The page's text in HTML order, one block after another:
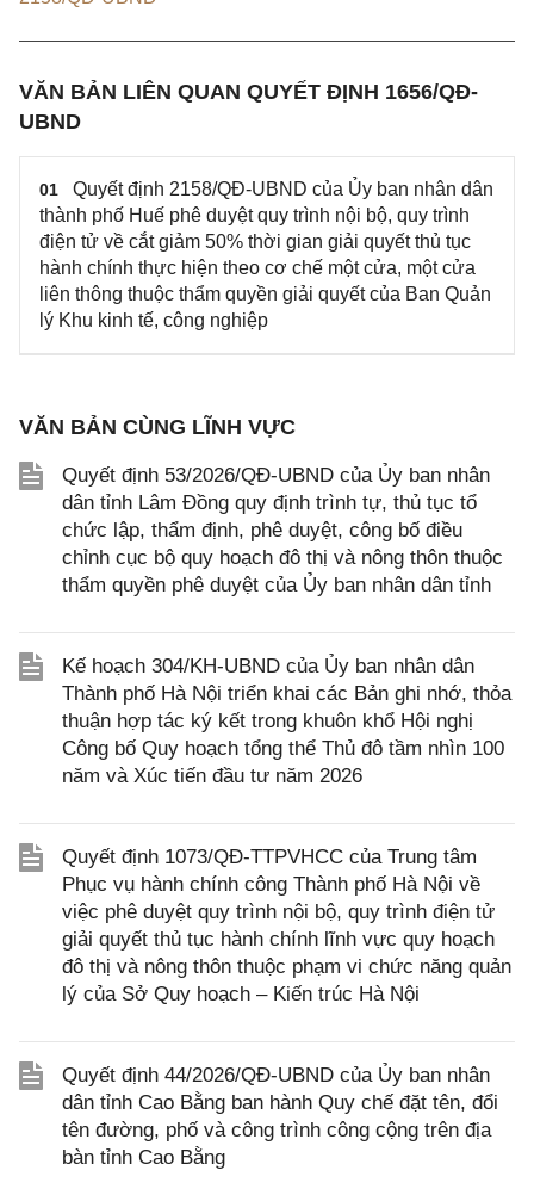
VĂN BẢN LIÊN QUAN QUYẾT ĐỊNH 1656/QĐ-
UBND
01
Quyết định 2158/QĐ-UBND của Ủy ban nhân dân
thành phố Huế phê duyệt quy trình nội bộ, quy trình
điện tử về cắt giảm 50% thời gian giải quyết thủ tục
hành chính thực hiện theo cơ chế một cửa, một cửa
liên thông thuộc thẩm quyền giải quyết của Ban Quản
lý Khu kinh tế, công nghiệp
VĂN BẢN CÙNG LĨNH VỰC
Quyết định 53/2026/QĐ-UBND của Ủy ban nhân
dân tỉnh Lâm Đồng quy định trình tự, thủ tục tổ
chức lập, thẩm định, phê duyệt, công bố điều
chỉnh cục bộ quy hoạch đô thị và nông thôn thuộc
thẩm quyền phê duyệt của Ủy ban nhân dân tỉnh
Kế hoạch 304/KH-UBND của Ủy ban nhân dân
Thành phố Hà Nội triển khai các Bản ghi nhớ, thỏa
thuận hợp tác ký kết trong khuôn khổ Hội nghị
Công bố Quy hoạch tổng thể Thủ đô tầm nhìn 100
năm và Xúc tiến đầu tư năm 2026
Quyết định 1073/QĐ-TTPVHCC của Trung tâm
Phục vụ hành chính công Thành phố Hà Nội về
việc phê duyệt quy trình nội bộ, quy trình điện tử
giải quyết thủ tục hành chính lĩnh vực quy hoạch
đô thị và nông thôn thuộc phạm vi chức năng quản
lý của Sở Quy hoạch – Kiến trúc Hà Nội
Quyết định 44/2026/QĐ-UBND của Ủy ban nhân
dân tỉnh Cao Bằng ban hành Quy chế đặt tên, đổi
tên đường, phố và công trình công cộng trên địa
bàn tỉnh Cao Bằng